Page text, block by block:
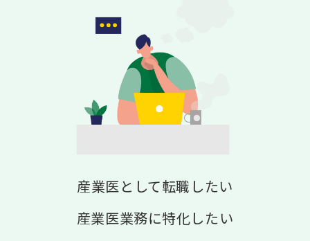
産業医として転職したい
産業医業務に特化したい